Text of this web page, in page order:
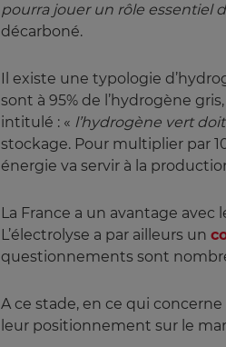
pourra jouer un rôle essentiel
décarboné.
Il existe une typologie
sont à 95% de l’hydrogène
intitulé : « l’hydrogène vert
stockage. Pour multiplier par
énergie va servir à la
La France a un avantage avec
L’électrolyse a par ailleurs un
questionnements sont
A ce stade, en ce qui
leur positionnement sur le